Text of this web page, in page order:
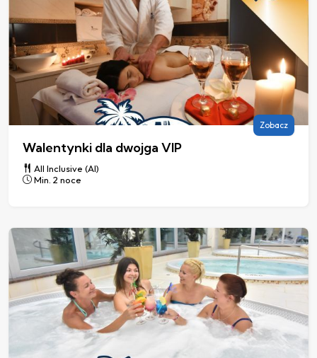
Walentynki dla dwojga VIP
All Inclusive (AI)
Min. 2 noce
Zobacz